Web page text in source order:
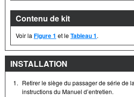
Contenu de kit
Voir la Figure 1 et leTableau 1.
INSTALLATION
1. Retirer le siège du passager de série de
instructions du Manuel d’entretien.